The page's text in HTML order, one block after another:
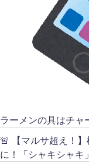
ラーメンの具はチャ
🚨 【マルサ超え！
に！「シャキシャキ